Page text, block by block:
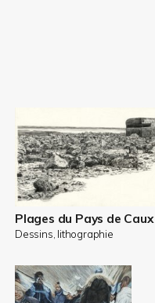
Plages du Pays de Caux
Dessins, lithographie